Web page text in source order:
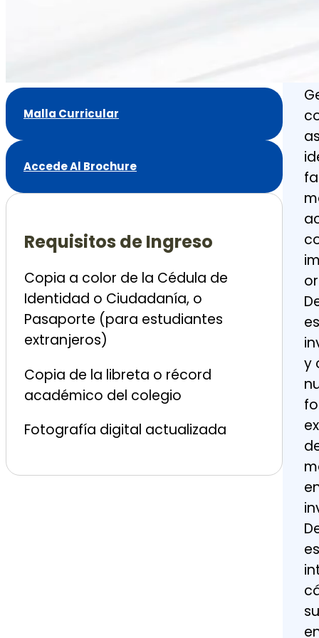
Malla Curricular
Accede Al Brochure
Requisitos deIngreso
Copia a color de la Cédula de
Identidad o Ciudadanía, o
Pasaporte (para estudiantes
extranjeros)
Copia de la libreta o récord
académico del colegio
Fotografía digital actualizada
y